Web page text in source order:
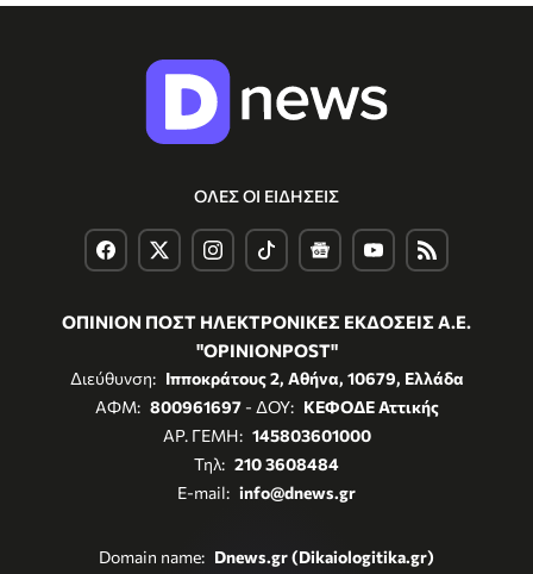
ΟΛΕΣ ΟΙ ΕΙΔΗΣΕΙΣ
ΟΠΙΝΙΟΝ ΠΟΣΤ ΗΛΕΚΤΡΟΝΙΚΕΣ ΕΚΔΟΣΕΙΣ Α.Ε.
"OPINIONPOST"
Διεύθυνση: Ιπποκράτους 2, Αθήνα, 10679, Ελλάδα
ΑΦΜ: 800961697- ΔΟΥ: ΚΕΦΟΔΕ Αττικής
ΑΡ. ΓΕΜΗ: 145803601000
Τηλ: 210 3608484
E-mail: info@dnews.gr
Domain name: Dnews.gr (Dikaiologitika.gr)